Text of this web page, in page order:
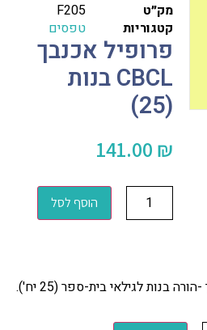
מק״ט
F205
קטגוריות
טפסים
פרופיל אכנבך
CBCL בנות
(25)
141.00 ₪
הוסף לסל
בנות לגילאי בית-ספר (25 יח').